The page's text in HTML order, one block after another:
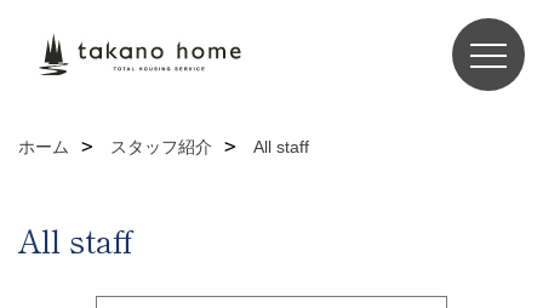
ホーム スタッフ紹介 All staff
All staff